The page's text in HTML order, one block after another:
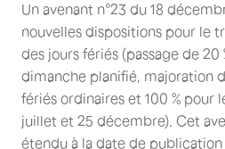
Un avenant n°23 du 18
nouvelles dispositions pour le
des jours fériés (passage de 20
dimanche planifié, majoration
fériés ordinaires et 100 % pour
juillet et 25 décembre). Cet
étendu à la date de